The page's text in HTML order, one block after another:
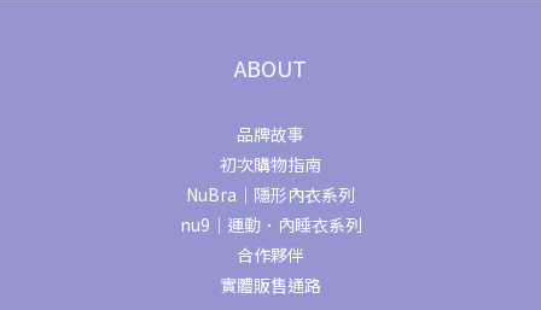
ABOUT
品牌故事
初次購物指南
NuBra｜隱形內衣系列
nu9｜運動．內睡衣系列
合作夥伴
實體販售通路